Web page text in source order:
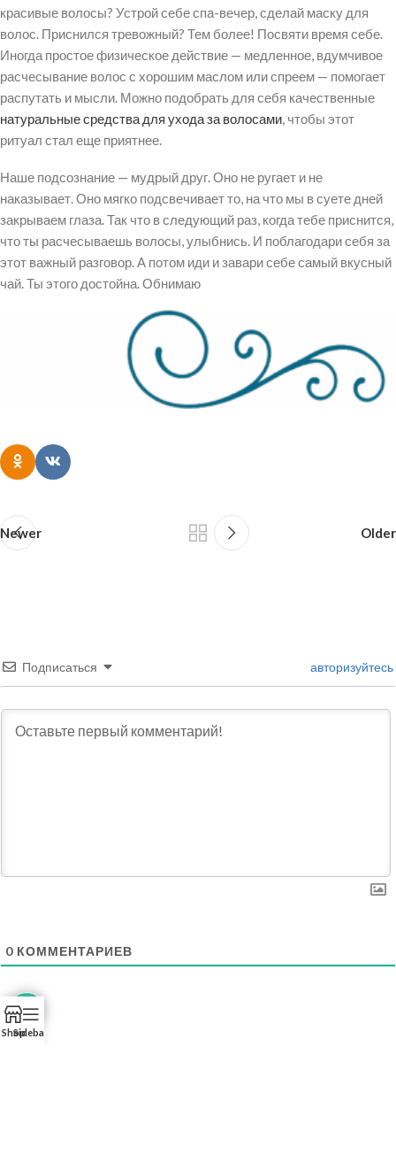
красивые волосы? Устрой себе спа-вечер, сделай маску для
волос. Приснился тревожный? Тем более! Посвяти время себе.
Иногда простое физическое действие — медленное, вдумчивое
расчесывание волос с хорошим маслом или спреем — помогает
распутать и мысли. Можно подобрать для себя качественные
натуральные средства для ухода за волосами , чтобы этот
ритуал стал еще приятнее.
Наше подсознание — мудрый друг. Оно не ругает и не
наказывает. Оно мягко подсвечивает то, на что мы в суете дней
закрываем глаза. Так что в следующий раз, когда тебе приснится,
что ты расчесываешь волосы, улыбнись. И поблагодари себя за
этот важный разговор. А потом иди и завари себе самый вкусный
чай. Ты этого достойна. Обнимаю
Newer Older
Подписаться авторизуйтесь
0 КОММЕНТАРИЕВ
ShopSidebar